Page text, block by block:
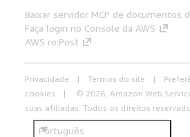
Baixar servidor MCP de documentos
Faça login no Console da AWS
AWS re:Post
Privacidade Termos do site
cookies
© 2026, Amazon Web
suas afiliadas. Todos os direitos
Português